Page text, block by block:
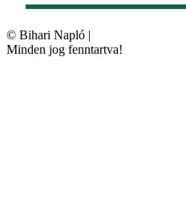
© Bihari Napló |
Minden jog fenntartva!